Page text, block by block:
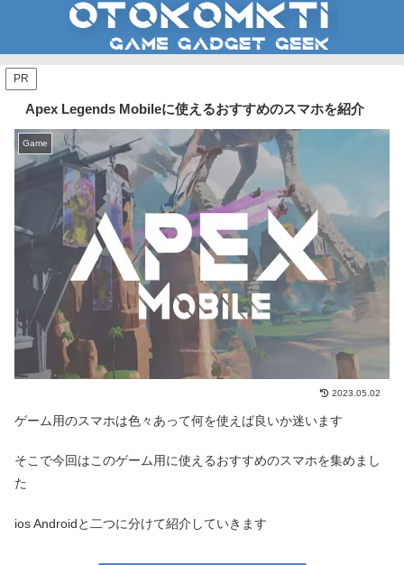
PR
Apex Legends Mobileに使えるおすすめのスマホを紹介
Game
2023.05.02
ゲーム用のスマホは色々あって何を使えば良いか迷います
そこで今回はこのゲーム用に使えるおすすめのスマホを集めまし
た
ios Androidと二つに分けて紹介していきます